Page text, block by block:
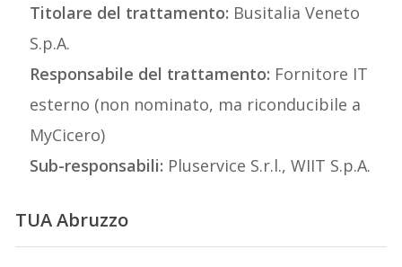
Titolare del trattamento: Busitalia Veneto
S.p.A.
Responsabile del trattamento: Fornitore IT
esterno (non nominato, ma riconducibile a
MyCicero)
Sub-responsabili: Pluservice S.r.l., WIIT S.p.A.
TUA Abruzzo